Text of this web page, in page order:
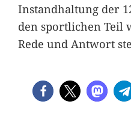
Instandhaltung der
den sportlichen Teil
Rede und Antwort